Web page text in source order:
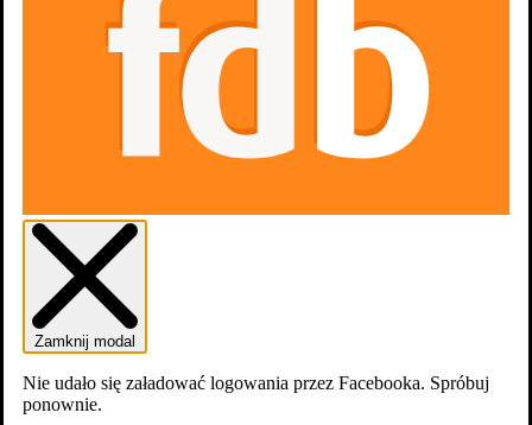
dodajobsadę
Zamknij modal
Nie udało się załadować logowania przez Facebooka. Spróbuj
ponownie.